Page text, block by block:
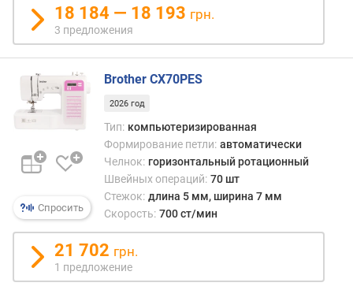
я
(
ш
т
)
к
-
в
п
я
е
18 184 — 18 193 грн.
3 предложения
Спросить
Brother CX70PES
2026 год
Тип: компьютеризированная
Формирование петли: автоматически
Челнок: горизонтальный ротационный
Швейных операций: 70 шт
Стежок: длина 5 мм, ширина 7 мм
Скорость: 700 ст/мин
21 702 грн.
1 предложение